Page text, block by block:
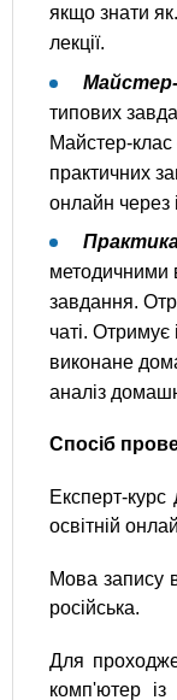
якщо знати
лекції.
типових
Майстер-
практичних
онлайн через
методичними
завдання.
чаті. Отримує
виконане
аналіз
Спосіб
Експерт-
освітній
Мова запису
російська.
Для
комп'ютер